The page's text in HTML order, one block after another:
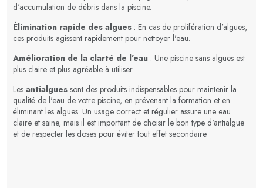
d'accumulation de débris dans la piscine.
Élimination rapide des algues : En cas de prolifération d'algues,
ces produits agissent rapidement pour nettoyer l'eau.
Amélioration de la clarté de l'eau : Une piscine sans algues est
plus claire et plus agréable à utiliser.
Les antialgues sont des produits indispensables pour maintenir la
qualité de l'eau de votre piscine, en prévenant la formation et en
éliminant les algues. Un usage correct et régulier assure une eau
claire et saine, mais il est important de choisir le bon type d'antialgue
et de respecter les doses pour éviter tout effet secondaire.